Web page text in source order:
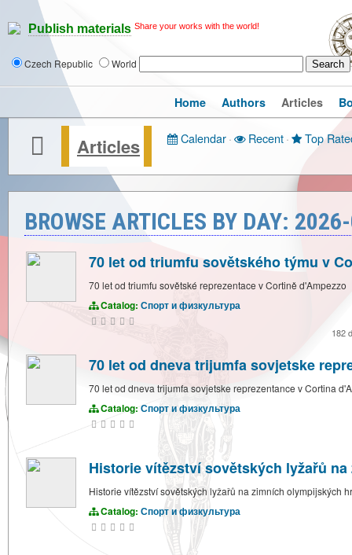
Publish materials Share your works with the world!
Czech Republic World
Home Authors Articles
Articles Calendar· Recent· Top
BROWSE ARTICLES BY DAY:
70 let od triumfu sovětského týmu v
70 let od triumfu sovětské reprezentace v Cortině d'Ampezzo
Catalog: Спорт и физкультура
182
70 let od dneva trijumfa sovjetske
70 let od dneva trijumfa sovjetske reprezentance v Cortina
Catalog: Спорт и физкультура
Historie vítězství sovětských lyžařů
Historie vítězství sovětských lyžařů na zimních olympijských
Catalog: Спорт и физкультура